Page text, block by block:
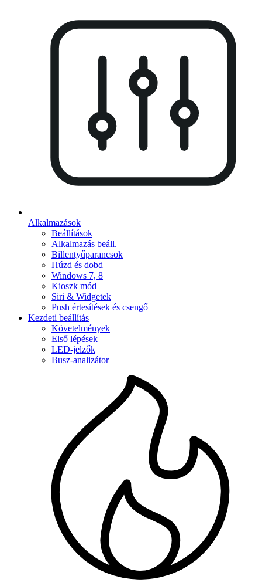
Alkalmazások
Beállítások
Alkalmazás beáll.
Billentyűparancsok
Húzd és dobd
Windows 7, 8
Kioszk mód
Siri & Widgetek
Push értesítések és csengő
Kezdeti beállítás
Követelmények
Első lépések
LED‑jelzők
Busz-analizátor